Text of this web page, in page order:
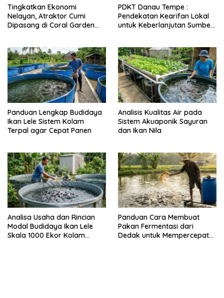
Tingkatkan Ekonomi
Nelayan, Atraktor Cumi
Dipasang di Coral Garden
PDKT Danau Tempe :
Pendekatan Kearifan Lokal
untuk Keberlanjutan Sumber
Panduan Lengkap Budidaya
Ikan Lele Sistem Kolam
Terpal agar Cepat Panen
Analisis Kualitas Air pada
Sistem Akuaponik Sayuran
dan Ikan Nila
Analisa Usaha dan Rincian
Modal Budidaya Ikan Lele
Skala 1000 Ekor Kolam
Panduan Cara Membuat
Pakan Fermentasi dari
Dedak untuk Mempercepat